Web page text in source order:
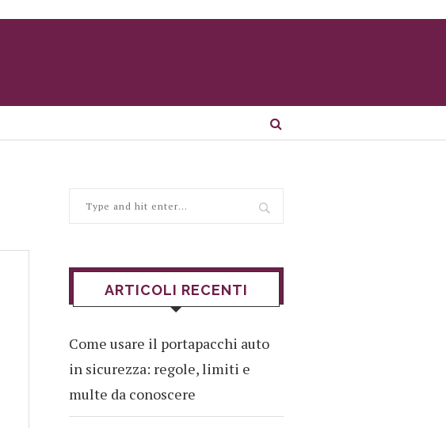
ARTICOLI RECENTI
Come usare il portapacchi auto
in sicurezza: regole, limiti e
multe da conoscere